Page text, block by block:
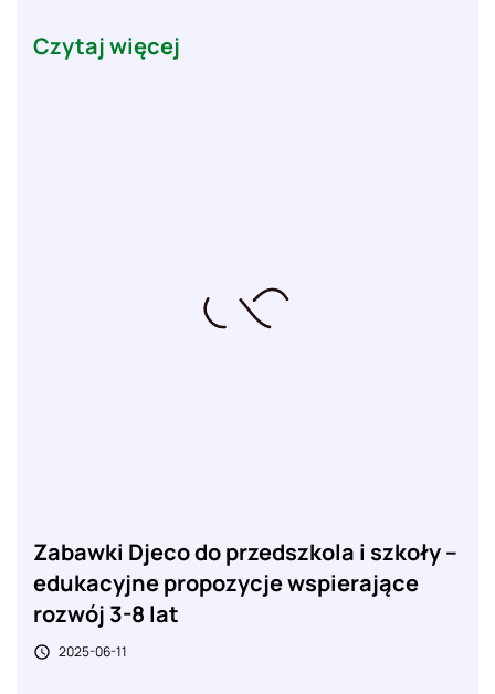
Czytaj więcej
Zabawki Djeco do przedszkola i szkoły –
edukacyjne propozycje wspierające
rozwój 3-8 lat
 2025-06-11